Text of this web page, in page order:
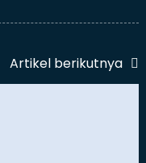
Artikel berikutnya